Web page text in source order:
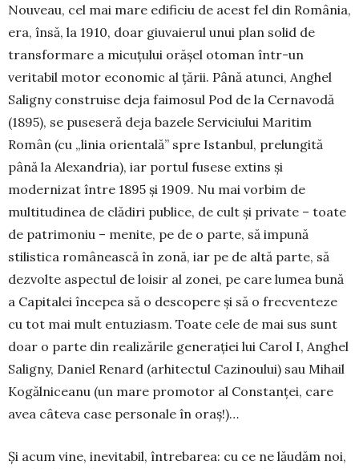
Nouveau, cel mai mare edificiu de acest fel din România,
era, însă, la 1910, doar giuvaierul unui plan solid de
transformare a micuțului orășel otoman într-un
veritabil motor economic al țării. Până atunci, Anghel
Saligny construise deja faimosul Pod de la Cernavodă
(1895), se puseseră deja bazele Serviciului Maritim
Român (cu „linia orientală” spre Istanbul, prelungită
până la Alexandria), iar portul fusese extins și
modernizat între 1895 și 1909. Nu mai vorbim de
multitudinea de clădiri publice, de cult și private – toate
de patrimoniu – menite, pe de o parte, să impună
stilistica românească în zonă, iar pe de altă parte, să
dezvolte aspectul de loisir al zonei, pe care lumea bună
a Capitalei începea să o descopere și să o frecventeze
cu tot mai mult entuziasm. Toate cele de mai sus sunt
doar o parte din realizările generației lui Carol I, Anghel
Saligny, Daniel Renard (arhitectul Cazinoului) sau Mihail
Kogălniceanu (un mare promotor al Constanței, care
avea câteva case personale în oraș!)…
Și acum vine, inevitabil, întrebarea: cu ce ne lăudăm noi,